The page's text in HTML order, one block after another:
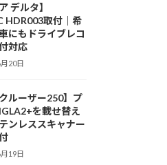
デルタ】
HDR003取付｜希
にもドライブレコ
対応
20日
クルーザー250】プ
を載せ替え
ンレススキャナー
19日